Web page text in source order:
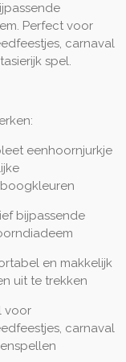
Perfect voor
carnaval
spel.
eenhoornjurkje
bijpassende
en makkelijk
uit te trekken
voor
carnaval